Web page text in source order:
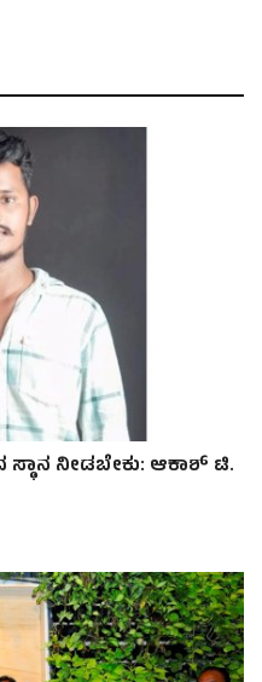
ನೀಡಬೇಕು: ಆಕಾಶ್ ಟಿ.